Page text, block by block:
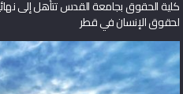
كلية الحقوق بجامعة القدس تتأهل إلى
لحقوق الإنسان في قطر